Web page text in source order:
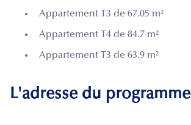
Appartement T3 de 67.05 m²
Appartement T4 de 84.7 m²
Appartement T3 de 63.9 m²
L'adresse du programme